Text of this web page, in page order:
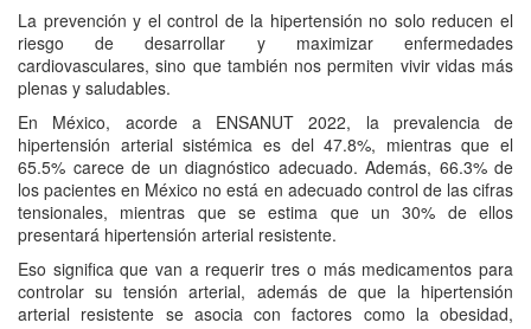
La prevención y el control de la hipertensión no solo reducen el
riesgo de desarrollar y maximizar enfermedades
cardiovasculares, sino que también nos permiten vivir vidas más
plenas y saludables.
En México, acorde a ENSANUT 2022, la prevalencia de
hipertensión arterial sistémica es del 47.8%, mientras que el
65.5% carece de un diagnóstico adecuado. Además, 66.3% de
los pacientes en México no está en adecuado control de las cifras
tensionales, mientras que se estima que un 30% de ellos
presentará hipertensión arterial resistente.
Eso significa que van a requerir tres o más medicamentos para
controlar su tensión arterial, además de que la hipertensión
arterial resistente se asocia con factores como la obesidad,